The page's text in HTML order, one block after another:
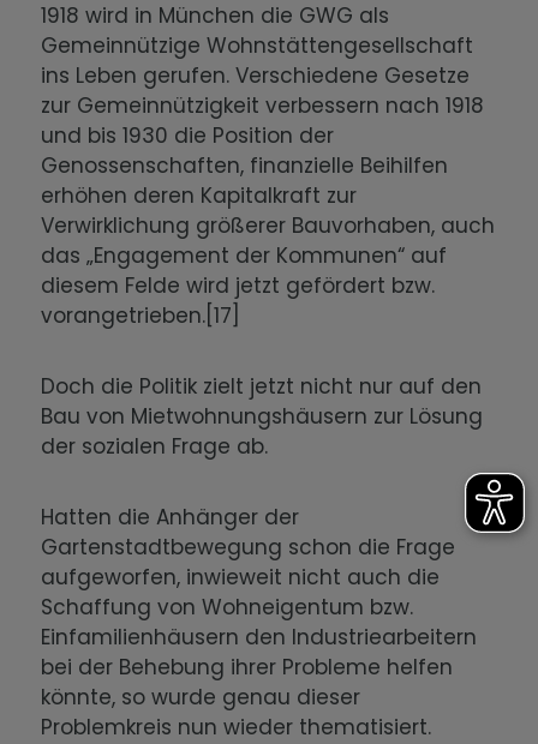
1918 wird in München die GWG als
Gemeinnützige Wohnstättengesellschaft
ins Leben gerufen. Verschiedene Gesetze
zur Gemeinnützigkeit verbessern nach 1918
und bis 1930 die Position der
Genossenschaften, finanzielle Beihilfen
erhöhen deren Kapitalkraft zur
Verwirklichung größerer Bauvorhaben, auch
das „Engagement der Kommunen“ auf
diesem Felde wird jetzt gefördert bzw.
vorangetrieben.[17]
Doch die Politik zielt jetzt nicht nur auf den
Bau von Mietwohnungshäusern zur Lösung
der sozialen Frage ab.
Hatten die Anhänger der
Gartenstadtbewegung schon die Frage
aufgeworfen, inwieweit nicht auch die
Schaffung von Wohneigentum bzw.
Einfamilienhäusern den Industriearbeitern
bei der Behebung ihrer Probleme helfen
könnte, so wurde genau dieser
Problemkreis nun wieder thematisiert.